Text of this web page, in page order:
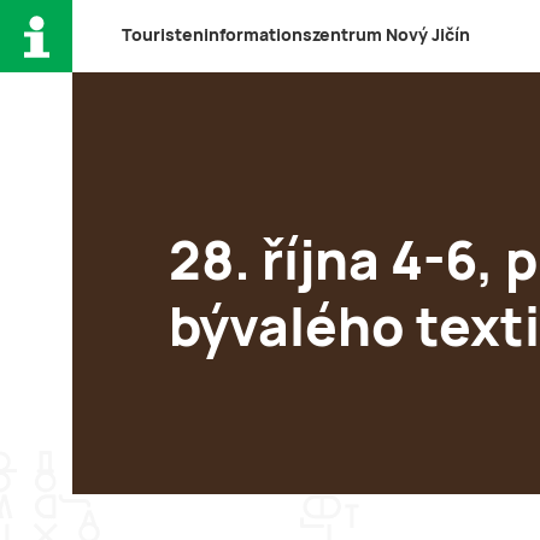
Touristeninformationszentrum Nový Jičín
28. října 4-6,
bývalého